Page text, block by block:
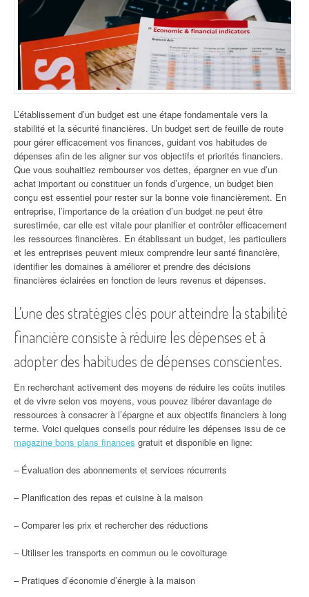
L’établissement d’un budget est une étape fondamentale vers la
stabilité et la sécurité financières. Un budget sert de feuille de route
pour gérer efficacement vos finances, guidant vos habitudes de
dépenses afin de les aligner sur vos objectifs et priorités financiers.
Que vous souhaitiez rembourser vos dettes, épargner en vue d’un
achat important ou constituer un fonds d’urgence, un budget bien
conçu est essentiel pour rester sur la bonne voie financièrement. En
entreprise, l’importance de la création d’un budget ne peut être
surestimée, car elle est vitale pour planifier et contrôler efficacement
les ressources financières. En établissant un budget, les particuliers
et les entreprises peuvent mieux comprendre leur santé financière,
identifier les domaines à améliorer et prendre des décisions
financières éclairées en fonction de leurs revenus et dépenses.
L’une des stratégies clés pour atteindre la stabilité
financière consiste à réduire les dépenses et à
adopter des habitudes de dépenses conscientes.
En recherchant activement des moyens de réduire les coûts inutiles
et de vivre selon vos moyens, vous pouvez libérer davantage de
ressources à consacrer à l’épargne et aux objectifs financiers à long
terme. Voici quelques conseils pour réduire les dépenses issu de ce
magazine bons plans finances gratuit et disponible en ligne:
– Évaluation des abonnements et services récurrents
– Planification des repas et cuisine à la maison
– Comparer les prix et rechercher des réductions
– Utiliser les transports en commun ou le covoiturage
– Pratiques d’économie d’énergie à la maison